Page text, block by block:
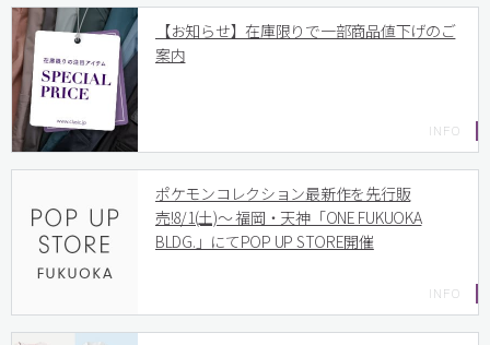
【お知らせ】在庫限りで一部商品値下げのご
案内
ポケモンコレクション最新作を先行販
売!8/1(土)〜 福岡・天神「ONE FUKUOKA
BLDG.」にてPOP UP STORE開催